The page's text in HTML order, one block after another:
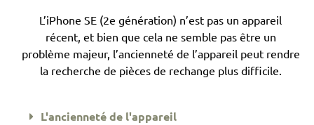
L’iPhone SE (2e génération) n’est pas un appareil
récent, et bien que cela ne semble pas être un
problème majeur, l’ancienneté de l’appareil peut rendre
la recherche de pièces de rechange plus difficile.
L'ancienneté de l'appareil